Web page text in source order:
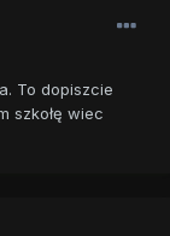
To dopiszcie
szkołę wiec